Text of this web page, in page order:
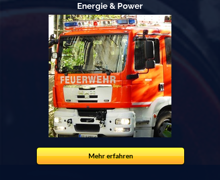
Energie & Power
Mehr erfahren